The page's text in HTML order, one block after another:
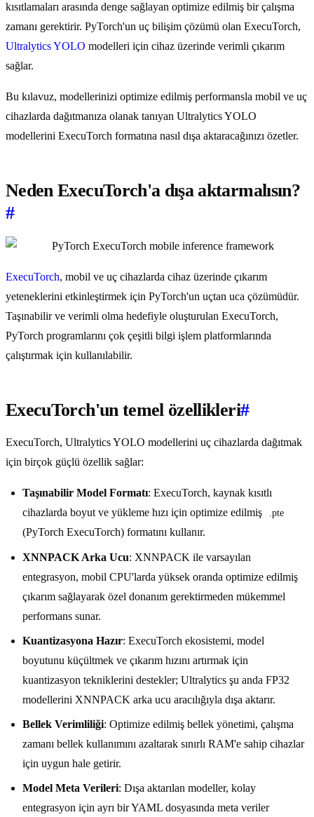
kısıtlamaları arasında denge sağlayan optimize edilmiş bir çalışma
zamanı gerektirir. PyTorch'un uç bilişim çözümü olan ExecuTorch,
Ultralytics YOLO modelleri için cihaz üzerinde verimli çıkarım
sağlar.
Bu kılavuz, modellerinizi optimize edilmiş performansla mobil ve uç
cihazlarda dağıtmanıza olanak tanıyan Ultralytics YOLO
modellerini ExecuTorch formatına nasıl dışa aktaracağınızı özetler.
Neden ExecuTorch'a dışa aktarmalısın?
#
ExecuTorch, mobil ve uç cihazlarda cihaz üzerinde çıkarım
yeteneklerini etkinleştirmek için PyTorch'un uçtan uca çözümüdür.
Taşınabilir ve verimli olma hedefiyle oluşturulan ExecuTorch,
PyTorch programlarını çok çeşitli bilgi işlem platformlarında
çalıştırmak için kullanılabilir.
ExecuTorch'un temel özellikleri#
ExecuTorch, Ultralytics YOLO modellerini uç cihazlarda dağıtmak
için birçok güçlü özellik sağlar:
Taşınabilir Model Formatı: ExecuTorch, kaynak kısıtlı
cihazlarda boyut ve yükleme hızı için optimize edilmiş
.pte
(PyTorch ExecuTorch) formatını kullanır.
XNNPACK Arka Ucu: XNNPACK ile varsayılan
entegrasyon, mobil CPU'larda yüksek oranda optimize edilmiş
çıkarım sağlayarak özel donanım gerektirmeden mükemmel
performans sunar.
Kuantizasyona Hazır: ExecuTorch ekosistemi, model
boyutunu küçültmek ve çıkarım hızını artırmak için
kuantizasyon tekniklerini destekler; Ultralytics şu anda FP32
modellerini XNNPACK arka ucu aracılığıyla dışa aktarır.
Bellek Verimliliği: Optimize edilmiş bellek yönetimi, çalışma
zamanı bellek kullanımını azaltarak sınırlı RAM'e sahip cihazlar
için uygun hale getirir.
Model Meta Verileri: Dışa aktarılan modeller, kolay
entegrasyon için ayrı bir YAML dosyasında meta veriler